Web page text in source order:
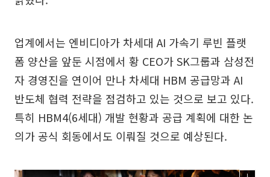
업계에서는 엔비디아가 차세대 AI 가속기 루빈 플랫
폼 양산을 앞둔 시점에서 황 CEO가 SK그룹과 삼성전
자 경영진을 연이어 만나 차세대 HBM 공급망과 AI
반도체 협력 전략을 점검하고 있는 것으로 보고 있다.
특히 HBM4(6세대) 개발 현황과 공급 계획에 대한 논
의가 공식 회동에서도 이뤄질 것으로 예상된다.